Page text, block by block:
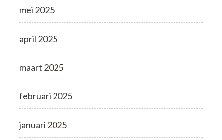
mei 2025
april 2025
maart 2025
februari 2025
januari 2025